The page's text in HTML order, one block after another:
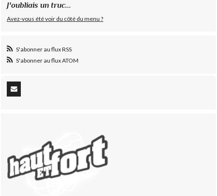
J'oubliais un truc...
Avez-vous été voir du côté du menu ?
S'abonner au flux RSS
S'abonner au flux ATOM